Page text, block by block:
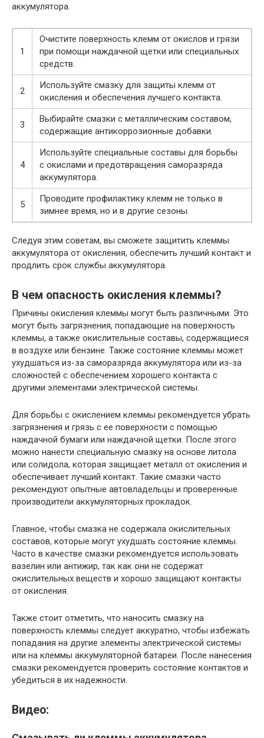
аккумулятора.
1
Очистите поверхность клемм от окислов и грязи
при помощи наждачной щетки или специальных
средств.
2
Используйте смазку для защиты клемм от
окисления и обеспечения лучшего контакта.
3
Выбирайте смазки с металлическим составом,
содержащие антикоррозионные добавки.
4
Используйте специальные составы для борьбы
с окислами и предотвращения саморазряда
аккумулятора.
5
Проводите профилактику клемм не только в
зимнее время, но и в другие сезоны.
Следуя этим советам, вы сможете защитить клеммы
аккумулятора от окисления, обеспечить лучший контакт и
продлить срок службы аккумулятора.
В чем опасность окисления клеммы?
Причины окисления клеммы могут быть различными. Это
могут быть загрязнения, попадающие на поверхность
клеммы, а также окислительные составы, содержащиеся
в воздухе или бензине. Также состояние клеммы может
ухудшаться из-за саморазряда аккумулятора или из-за
сложностей с обеспечением хорошего контакта с
другими элементами электрической системы.
Для борьбы с окислением клеммы рекомендуется убрать
загрязнения и грязь с ее поверхности с помощью
наждачной бумаги или наждачной щетки. После этого
можно нанести специальную смазку на основе литола
или солидола, которая защищает металл от окисления и
обеспечивает лучший контакт. Такие смазки часто
рекомендуют опытные автовладельцы и проверенные
производители аккумуляторных прокладок.
Главное, чтобы смазка не содержала окислительных
составов, которые могут ухудшать состояние клеммы.
Часто в качестве смазки рекомендуется использовать
вазелин или антижир, так как они не содержат
окислительных веществ и хорошо защищают контакты
от окисления.
Также стоит отметить, что наносить смазку на
поверхность клеммы следует аккуратно, чтобы избежать
попадания на другие элементы электрической системы
или на клеммы аккумуляторной батареи. После нанесения
смазки рекомендуется проверить состояние контактов и
убедиться в их надежности.
Видео: